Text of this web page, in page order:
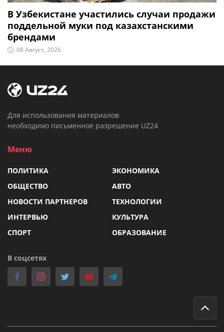
В Узбекистане участились случаи продажи
поддельной муки под казахстанскими
брендами
08 Август, 2026
Для использования материалов
необходимо письменное разрешение UZ24
Меню
ПОЛИТИКА
ЭКОНОМИКА
ОБЩЕСТВО
АВТО
НОВОСТИ ПАРТНЕРОВ
ТЕХНОЛОГИИ
ИНТЕРВЬЮ
КУЛЬТУРА
СПОРТ
ОБРАЗОВАНИЕ
В соцсетях